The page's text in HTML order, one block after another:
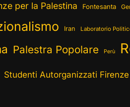
per la Palestina Fontesanta
Iran Laboratorio
Palestra Popolare Perù
Studenti Autorganizzati Firenze